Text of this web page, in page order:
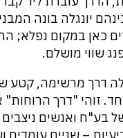
ובינהם יונגלה בונה
כאן במקום נפלא;
שווי מושלם.
דרך מרשימה, קטע
זוהי "דרך הרוחות"
של בע"ח ואנשים